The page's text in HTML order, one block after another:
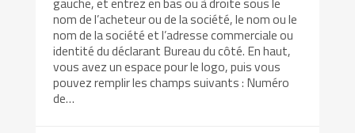
nom de l’acheteur ou de la société, le nom ou le
nom de la société et l’adresse commerciale ou
identité du déclarant Bureau du côté. En haut,
vous avez un espace pour le logo, puis vous
pouvez remplir les champs suivants : Numéro
de…